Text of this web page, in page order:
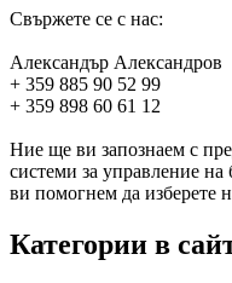
Свържете се с нас:
Александър Александров
+ 359 885 90 52 99
+ 359 898 60 61 12
Ние ще ви запознаем с
системи за управление
ви помогнем да изберете
Категории в